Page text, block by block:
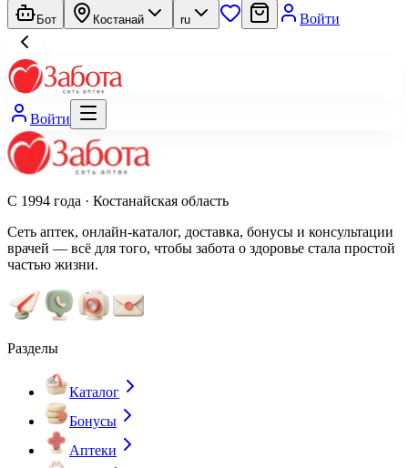
Бот Костанай ru Войти
Войти
С 1994 года · Костанайская область
Сеть аптек, онлайн-каталог, доставка, бонусы и консультации
врачей — всё для того, чтобы забота о здоровье стала простой
частью жизни.
Разделы
Каталог
Бонусы
Аптеки